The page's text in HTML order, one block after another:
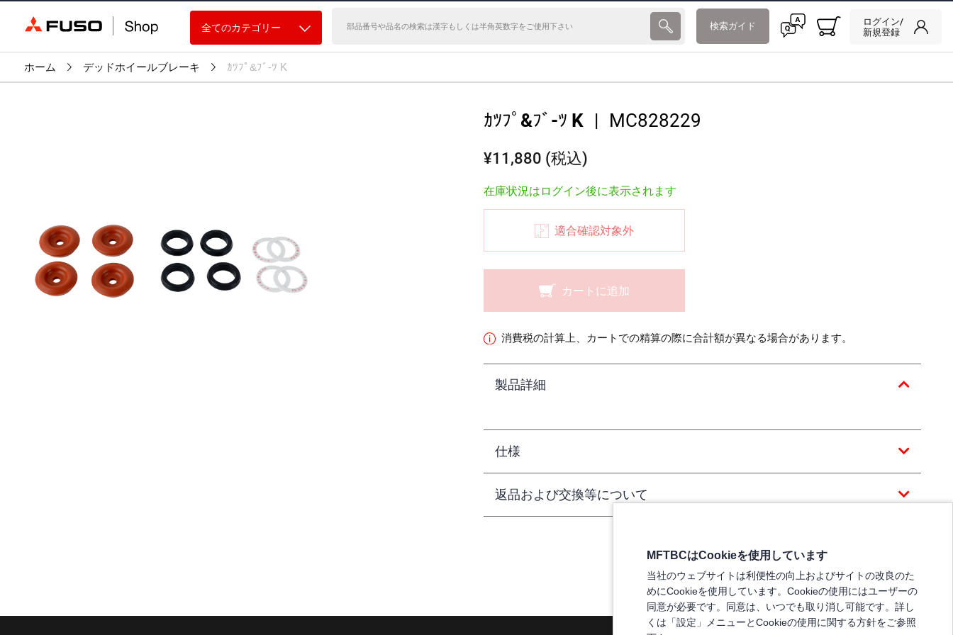
全てのカテゴリー 検索ガイド
ログイン/
新規登録
ホーム デッドホイールブレーキ ｶﾂﾌﾟ&ﾌﾞ-ﾂ K
ｶﾂﾌﾟ&ﾌﾞ-ﾂ K | MC828229
¥11,880 (税込)
在庫状況はログイン後に表示されます
適合確認対象外
カートに追加
消費税の計算上、カートでの精算の際に合計額が異なる場合があります。
製品詳細
仕様
返品および交換等について
MFTBCはCookieを使用しています
当社のウェブサイトは利便性の向上およびサイトの改良のた
めにCookieを使用しています。Cookieの使用にはユーザーの
同意が必要です。同意は、いつでも取り消し可能です。詳し
くは「設定」メニューとCookieの使用に関する方針をご参照